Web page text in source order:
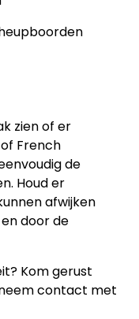
zien of er
of French
de
Houd er
afwijken
en door de
Kom gerust
contact met